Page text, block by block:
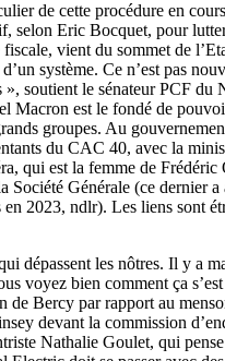
de cette procédure en
selon Eric Bocquet, pour
vient du sommet de
système. Ce n’est pas
», soutient le sénateur PCF du
Macron est le fondé de
groupes. Au
du CAC 40, avec la
qui est la femme de Frédéric
Société Générale (ce dernier a
en 2023, ndlr). Les liens sont
dépassent les nôtres. Il y a
voyez bien comment ça
de Bercy par rapport au
devant la commission
Nathalie Goulet, qui